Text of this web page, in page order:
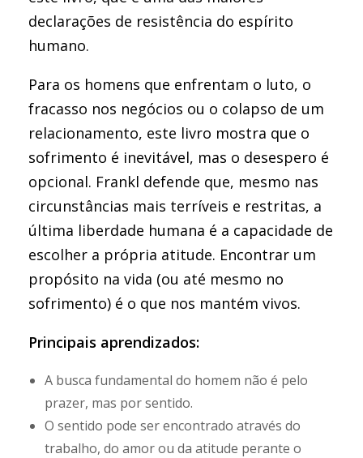
declarações de resistência do espírito
humano.
Para os homens que enfrentam o luto, o
fracasso nos negócios ou o colapso de um
relacionamento, este livro mostra que o
sofrimento é inevitável, mas o desespero é
opcional. Frankl defende que, mesmo nas
circunstâncias mais terríveis e restritas, a
última liberdade humana é a capacidade de
escolher a própria atitude. Encontrar um
propósito na vida (ou até mesmo no
sofrimento) é o que nos mantém vivos.
Principais aprendizados:
A busca fundamental do homem não é pelo
prazer, mas por sentido.
O sentido pode ser encontrado através do
trabalho, do amor ou da atitude perante o